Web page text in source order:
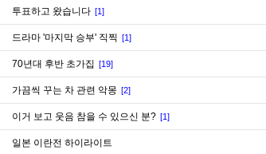
투표하고 왔습니다 [1]
드라마 '마지막 승부' 직찍 [1]
70년대 후반 초가집 [19]
가끔씩 꾸는 차 관련 악몽 [2]
이거 보고 웃음 참을 수 있으신 분? [1]
일본 이란전 하이라이트